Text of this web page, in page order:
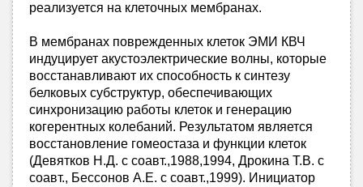
реализуется на клеточных мембранах.
В мембранах поврежденных клеток ЭМИ КВЧ
индуцирует акустоэлектрические волны, которые
восстанавливают их способность к синтезу
белковых субструктур, обеспечивающих
синхронизацию работы клеток и генерацию
когерентных колебаний. Результатом является
восстановление гомеостаза и функции клеток
(Девятков Н.Д. с соавт.,1988,1994, Дрокина Т.В. с
соавт., Бессонов А.Е. с соавт.,1999). Инициатор